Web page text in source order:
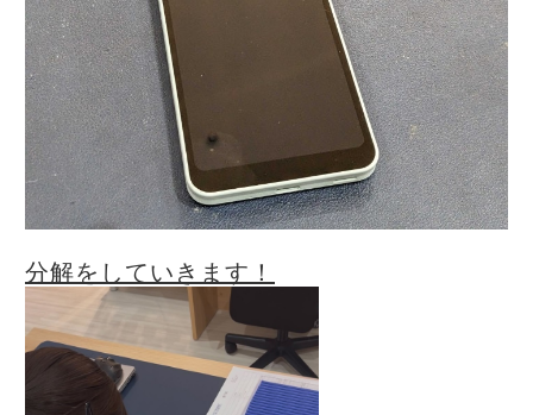
分解をしていきます！